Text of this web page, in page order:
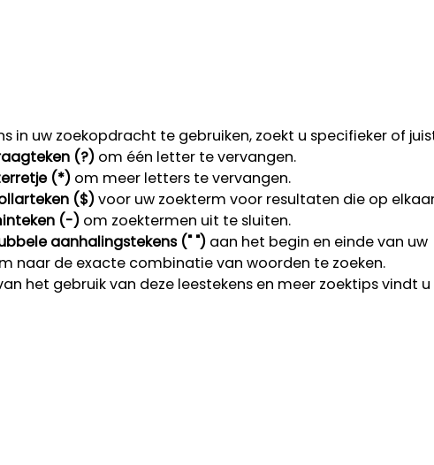
in uw zoekopdracht te gebruiken, zoekt u specifieker of
(?) om één letter te vervangen.
(*) om meer letters te vervangen.
($)voor uw zoekterm voor resultaten die op
(-) om zoektermen uit te sluiten.
aanhalingstekens (" ") aan het begin en einde van uw
naar de exacte combinatie van woorden te zoeken.
het gebruik van deze leestekens en meer zoektips vindt u